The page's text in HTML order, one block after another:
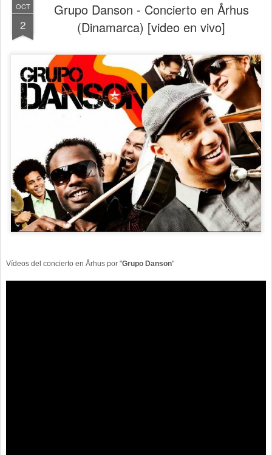
OCT
2
Grupo Danson - Concierto en Århus
(Dinamarca) [video en vivo]
Vídeos del concierto en Århus por "Grupo Danson"